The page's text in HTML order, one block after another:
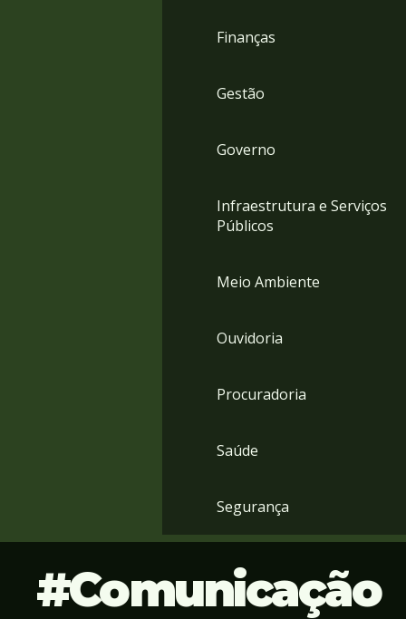
Finanças
Gestão
Governo
Infraestrutura e Serviços
Públicos
Meio Ambiente
Ouvidoria
Procuradoria
Saúde
Segurança
Comunicação